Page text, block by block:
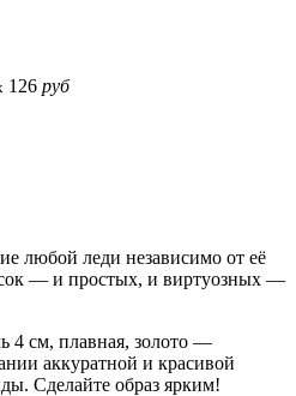
126 руб
любой леди независимо от её
— и простых, и виртуозных —
4 см, плавная, золото —
аккуратной и красивой
Сделайте образ ярким!